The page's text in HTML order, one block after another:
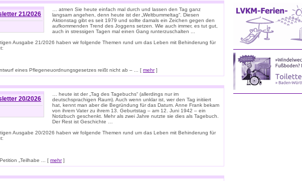
21/2026
… atmen Sie heute einfach mal durch und lassen den Tag ganz
langsam angehen, denn heute ist der „Weltbummeltag“. Diesen
Aktionstag gibt es seit 1979 und sollte damals ein Zeichen gegen den
aufkommenden Trend des Joggens setzen. Wie auch immer, es tut gut,
auch in stressigen Tagen mal einen Gang runterzuschalten ...
Ausgabe 21/2026 haben wir folgende Themen rund um das Leben mit Behinderung für
eines Pflegeneuordnungsgesetzes reißt nicht ab – ... [ mehr]
20/2026
… heute ist der „Tag des Tagebuchs“ (allerdings nur im
deutschsprachigen Raum). Auch wenn unklar ist, wer den Tag initiiert
hat, kennt man aber die Begründung für das Datum. Anne Frank bekam
von ihrem Vater zu ihrem 13. Geburtstag – am 12. Juni 1942 – ein
Notizbuch geschenkt. Mehr als zwei Jahre nutzte sie dies als Tagebuch.
Der Rest ist Geschichte …
Ausgabe 20/2026 haben wir folgende Themen rund um das Leben mit Behinderung für
„Teilhabe ... [ mehr]